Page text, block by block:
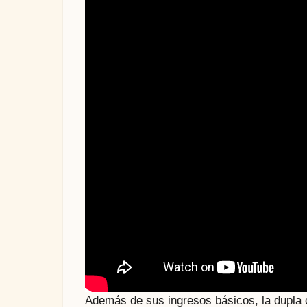
Además de sus ingresos básicos, la